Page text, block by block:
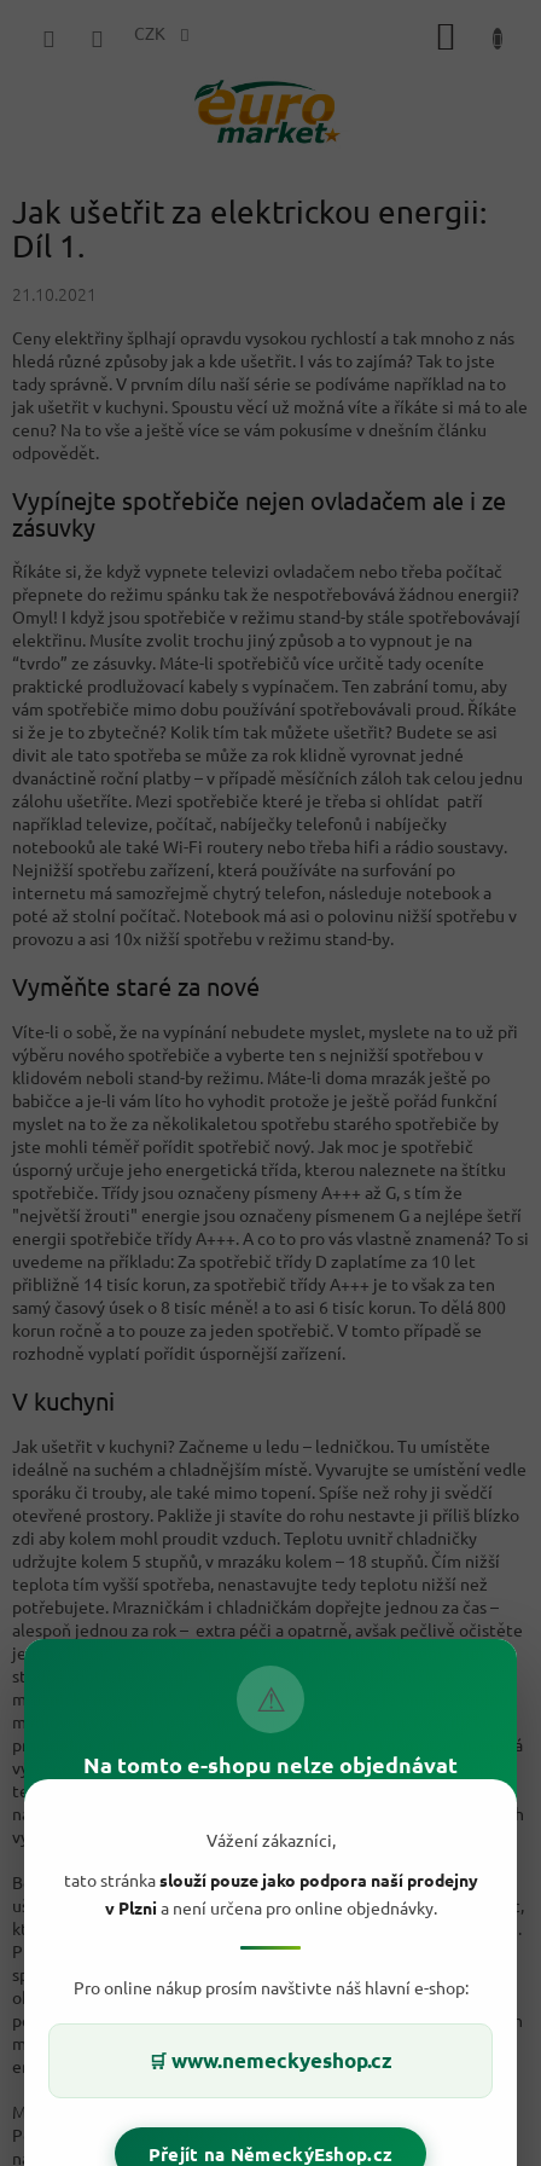
⚠
Na tomto e-shopu nelze objednávat
Vážení zákazníci,
tato stránkaslouží pouze jako podpora naší prodejny
v Plznia není určena pro online objednávky.
Pro online nákup prosím navštivte náš hlavní e-shop:
🛒 www.nemeckyeshop.cz
Přejít na NěmeckýEshop.cz
CZK
Jak ušetřit za elektrickou energii:
Díl 1.
21.10.2021
Ceny elektřiny šplhají opravdu vysokou rychlostí a tak mnoho z nás
hledá různé způsoby jak a kde ušetřit. I vás to zajímá? Tak to jste
tady správně. V prvním dílu naší série se podíváme například na to
jak ušetřit v kuchyni. Spoustu věcí už možná víte a říkáte si má to ale
cenu? Na to vše a ještě více se vám pokusíme v dnešním článku
odpovědět.
Vypínejte spotřebiče nejen ovladačem ale i ze
zásuvky
Říkáte si, že když vypnete televizi ovladačem nebo třeba počítač
přepnete do režimu spánku tak že nespotřebovává žádnou energii?
Omyl! I když jsou spotřebiče v režimu stand-by stále spotřebovávají
elektřinu. Musíte zvolit trochu jiný způsob a to vypnout je na
“tvrdo” ze zásuvky. Máte-li spotřebičů více určitě tady oceníte
praktické prodlužovací kabely s vypínačem. Ten zabrání tomu, aby
vám spotřebiče mimo dobu používání spotřebovávali proud. Říkáte
si že je to zbytečné? Kolik tím tak můžete ušetřit? Budete se asi
divit ale tato spotřeba se může za rok klidně vyrovnat jedné
dvanáctině roční platby – v případě měsíčních záloh tak celou jednu
zálohu ušetříte. Mezi spotřebiče které je třeba si ohlídat patří
například televize, počítač, nabíječky telefonů i nabíječky
notebooků ale také Wi-Fi routery nebo třeba hifi a rádio soustavy.
Nejnižší spotřebu zařízení, která používáte na surfování po
internetu má samozřejmě chytrý telefon, následuje notebook a
poté až stolní počítač. Notebook má asi o polovinu nižší spotřebu v
provozu a asi 10x nižší spotřebu v režimu stand-by.
Vyměňte staré za nové
Víte-li o sobě, že na vypínání nebudete myslet, myslete na to už při
výběru nového spotřebiče a vyberte ten s nejnižší spotřebou v
klidovém neboli stand-by režimu. Máte-li doma mrazák ještě po
babičce a je-li vám líto ho vyhodit protože je ještě pořád funkční
myslet na to že za několikaletou spotřebu starého spotřebiče by
jste mohli téměř pořídit spotřebič nový. Jak moc je spotřebič
úsporný určuje jeho energetická třída, kterou naleznete na štítku
spotřebiče. Třídy jsou označeny písmeny A+++ až G, s tím že
"největší žrouti" energie jsou označeny písmenem G a nejlépe šetří
energii spotřebiče třídy A+++. A co to pro vás vlastně znamená? To si
uvedeme na příkladu: Za spotřebič třídy D zaplatíme za 10 let
přibližně 14 tisíc korun, za spotřebič třídy A+++ je to však za ten
samý časový úsek o 8 tisíc méně! a to asi 6 tisíc korun. To dělá 800
korun ročně a to pouze za jeden spotřebič. V tomto případě se
rozhodně vyplatí pořídit úspornější zařízení.
V kuchyni
Jak ušetřit v kuchyni? Začneme u ledu – ledničkou. Tu umístěte
ideálně na suchém a chladnějším místě. Vyvarujte se umístění vedle
sporáku či trouby, ale také mimo topení. Spíše než rohy ji svědčí
otevřené prostory. Pakliže ji stavíte do rohu nestavte ji příliš blízko
zdi aby kolem mohl proudit vzduch. Teplotu uvnitř chladničky
udržujte kolem 5 stupňů, v mrazáku kolem – 18 stupňů. Čím nižší
teplota tím vyšší spotřeba, nenastavujte tedy teplotu nižší než
potřebujete. Mrazničkám i chladničkám dopřejte jednou za čas –
alespoň jednou za rok – extra péči a opatrně, avšak pečlivě očistěte
jejich chladič od prachu, protože prach omezuje chlazení a tím
stoupá spotřeba energie. Těsnění kolem dveří chladničky a
mrazničky musí přiléhat po celém obvodě, občas je omyjte teplou
mýdlovou vodou či speciálnímčisticím prostředkem.
pravidelně odmrazujte, už i několika milimetrová námraza znamená
výrazně vyšší spotřebu. Do mrazáku nikdy neukládejte otevřené
tekuté potraviny, i zmrzlé tekutiny se odpařují a vytvářejí tak
námrazu. Pokud chcete do lednice uložit pokrmy, počkejte na jejich
vychladnutí.
Během vaření používejte vhodné nádobí, hrnce s rovným dnem
ušetří až třetinu energie. K delšímu vaření využívejte tlakový hrnec,
který nejen že vám ušetří až 40 % elektřiny ale také až třetinu času.
Při vaření používejte pokličky, ty také sníží dobu přípravy a tím
spotřebovanou energii. Pokud máte elektrický sporák využijte k
ohřátí vody spíše rychlovarnou konvici, která je úspornější. Během
pečení zbytečně neotevírejte dvířka a používejte horkovzduch. Ten
můžete nastavit o 20 až 30 stupňů méně a tím ušetřit asi třetinu
energie.
Myčku zapínejte jen když je plná a zvolte úsporný program.
Používejte kvalitní tablety do myčky, které si poradí se špinavým
nádobím i při nízké teplotě. Z naši nabídky vybíráme: